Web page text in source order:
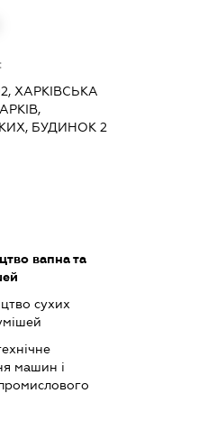
ХАРКІВСЬКА
БУДИНОК 2
вапна та
сухих
машин і